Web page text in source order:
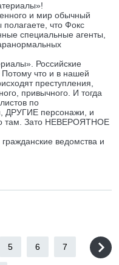
и мир обычный
что Фокc
специальные агенты,
Российские
Потому что и в нашей
преступления,
привычного. И тогда
по
ДРУГИЕ персонажи, и
там. Зато НЕВЕРОЯТНОЕ
ведомства и
5 6 7